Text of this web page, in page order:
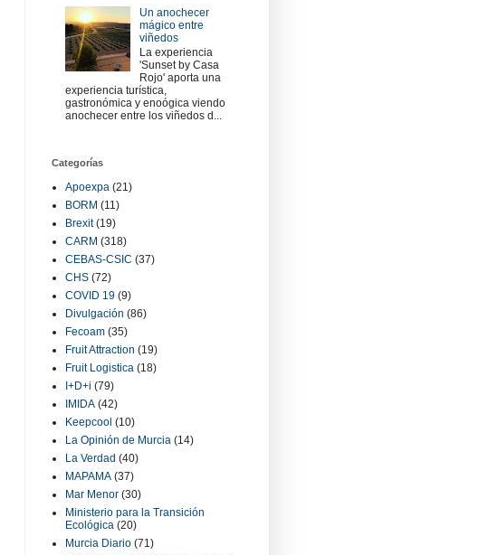
Un anochecer
mágico entre
viñedos
La experiencia
'Sunset by Casa
Rojo' aporta una
experiencia turística,
gastronómica y enoógica viendo
anochecer entre los viñedos d...
Categorías
Apoexpa (21)
BORM (11)
Brexit (19)
CARM (318)
CEBAS-CSIC (37)
CHS (72)
COVID 19 (9)
Divulgación (86)
Fecoam (35)
Fruit Attraction (19)
Fruit Logistica (18)
I+D+i (79)
IMIDA (42)
Keepcool (10)
La Opinión de Murcia (14)
La Verdad (40)
MAPAMA (37)
Mar Menor (30)
Ministerio para la Transición
Ecológica (20)
Murcia Diario (71)